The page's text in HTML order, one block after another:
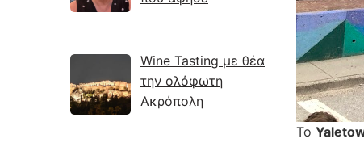
Wine Tasting με θέα
την ολόφωτη
Ακρόπολη
Το